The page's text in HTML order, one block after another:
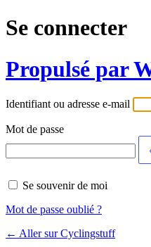
Se connecter
Propulsé par
Identifiant ou adresse e-mail
Mot de passe
Se souvenir de moi
Alternative:
Mot de passe oublié ?
← Aller sur Cyclingstuff